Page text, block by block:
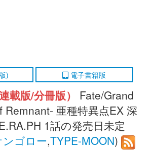
) 電子書籍版
載版/分冊版）
Fate/Grand
Remnant‐ 亜種特異点EX 深
1話の発売日未定
ゴロー,TYPE-MOON)